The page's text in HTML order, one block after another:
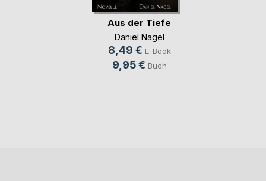
Aus der Tiefe
Daniel Nagel
8,49 € E-Book
9,95 € Buch